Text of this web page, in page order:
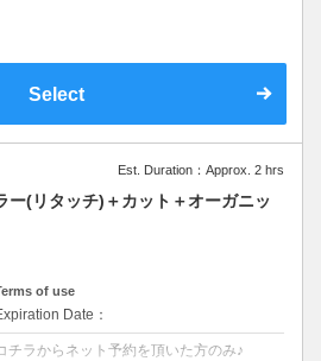
Select
Est. Duration：Approx. 2 hrs
ー(リタッチ)＋カット＋オーガニッ
of use
Date：
チラからネット予約を頂いた方のみ♪